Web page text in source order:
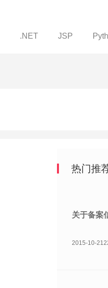
.NET JSP
热门推
关于备案
2015-10-21